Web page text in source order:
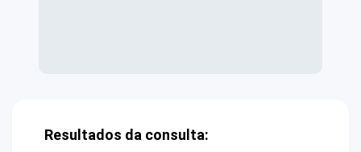
Resultados da consulta: